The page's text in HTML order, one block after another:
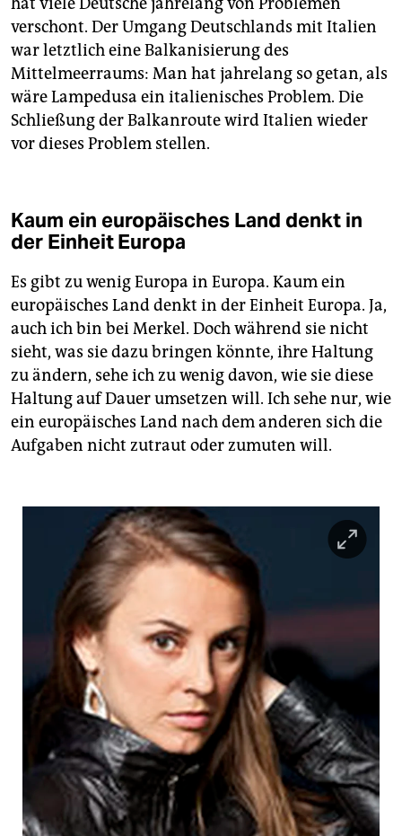
verschont. Der Umgang Deutschlands mit Italien
war letztlich eine Balkanisierung des
Mittelmeerraums: Man hat jahrelang so getan, als
wäre Lampedusa ein italienisches Problem. Die
Schließung der Balkanroute wird Italien wieder
vor dieses Problem stellen.
Kaum ein europäisches Land denkt in
der Einheit Europa
Es gibt zu wenig Europa in Europa. Kaum ein
europäisches Land denkt in der Einheit Europa. Ja,
auch ich bin bei Merkel. Doch während sie nicht
sieht, was sie dazu bringen könnte, ihre Haltung
zu ändern, sehe ich zu wenig davon, wie sie diese
Haltung auf Dauer umsetzen will. Ich sehe nur, wie
ein europäisches Land nach dem anderen sich die
Aufgaben nicht zutraut oder zumuten will.